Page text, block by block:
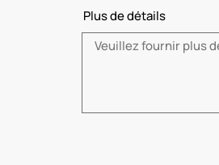
Plus de détails